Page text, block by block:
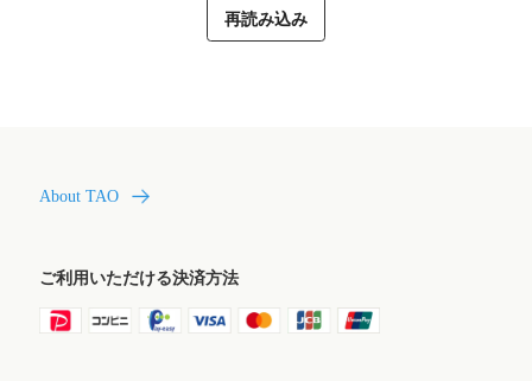
再読み込み
About TAO
ご利用いただける決済方法